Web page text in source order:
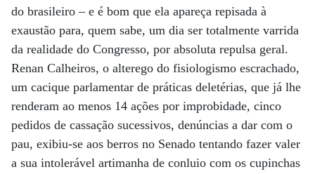
do brasileiro – e é bom que ela apareça repisada à
exaustão para, quem sabe, um dia ser totalmente varrida
da realidade do Congresso, por absoluta repulsa geral.
Renan Calheiros, o alterego do fisiologismo escrachado,
um cacique parlamentar de práticas deletérias, que já lhe
renderam ao menos 14 ações por improbidade, cinco
pedidos de cassação sucessivos, denúncias a dar com o
pau, exibiu-se aos berros no Senado tentando fazer valer
a sua intolerável artimanha de conluio com os cupinchas